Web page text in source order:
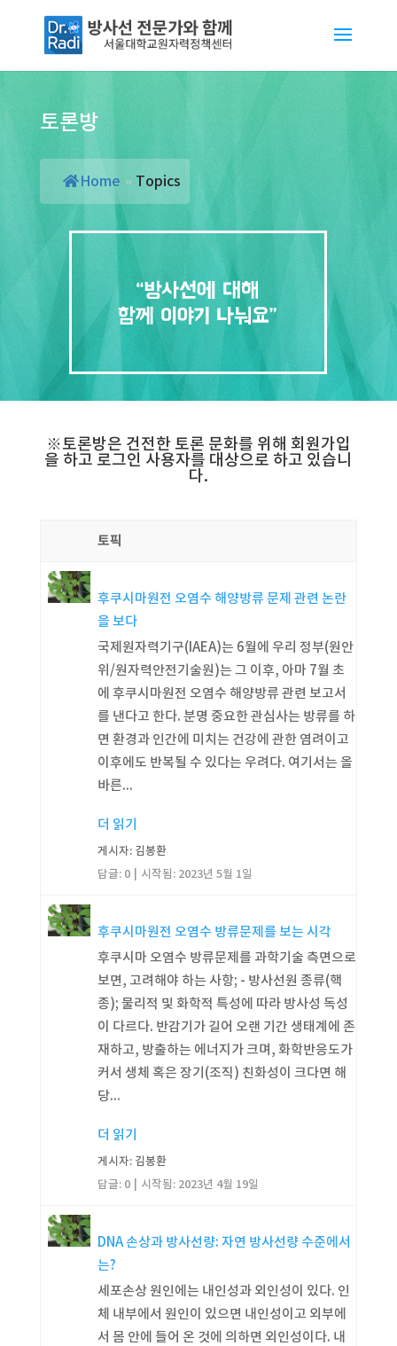
토론방
Home » Topics
※토론방은 건전한 토론 문화를 위해 회원가입
을 하고 로그인 사용자를 대상으로 하고 있습니
다.
토픽
후쿠시마원전 오염수 해양방류 문제 관련 논란
을 보다
국제원자력기구(IAEA)는 6월에 우리 정부(원안
위/원자력안전기술원)는 그 이후, 아마 7월 초
에 후쿠시마원전 오염수 해양방류 관련 보고서
를 낸다고 한다. 분명 중요한 관심사는 방류를 하
면 환경과 인간에 미치는 건강에 관한 염려이고
이후에도 반복될 수 있다는 우려다. 여기서는 올
바른...
더 읽기
게시자: 김봉환
답글: 0
시작됨: 2023년 5월 1일
후쿠시마원전 오염수 방류문제를 보는 시각
후쿠시마 오염수 방류문제를 과학기술 측면으로
보면, 고려해야 하는 사항; - 방사선원 종류(핵
종); 물리적 및 화학적 특성에 따라 방사성 독성
이 다르다. 반감기가 길어 오랜 기간 생태계에 존
재하고, 방출하는 에너지가 크며, 화학반응도가
커서 생체 혹은 장기(조직) 친화성이 크다면 해
당...
더 읽기
게시자: 김봉환
답글: 0
시작됨: 2023년 4월 19일
DNA 손상과 방사선량: 자연 방사선량 수준에서
는?
세포손상 원인에는 내인성과 외인성이 있다. 인
체 내부에서 원인이 있으면 내인성이고 외부에
서 몸 안에 들어 온 것에 의하면 외인성이다. 내